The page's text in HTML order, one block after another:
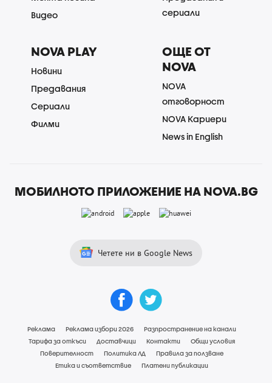
Видео
сериали
NOVA PLAY
Новини
Предавания
Сериали
Филми
ОЩЕ ОТ
NOVA
NOVA
отговорност
NOVA Кариери
News in English
МОБИЛНОТО ПРИЛОЖЕНИЕ НА NOVA.BG
Четете ни в Google News
Реклама Реклама избори 2026
Разпространение на канали
Тарифа за откъси
Доставчици Контакти
Общи условия
Поверителност
Политика ЛД
Правила за ползване
Етика и съответствие
Платени публикации